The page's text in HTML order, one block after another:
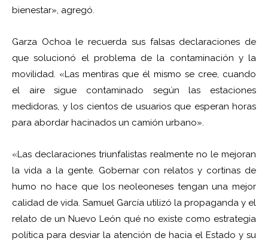
bienestar», agregó.
Garza Ochoa le recuerda sus falsas declaraciones de
que solucionó el problema de la contaminación y la
movilidad. «Las mentiras que él mismo se cree, cuando
el aire sigue contaminado según las estaciones
medidoras, y los cientos de usuarios que esperan horas
para abordar hacinados un camión urbano».
«Las declaraciones triunfalistas realmente no le mejoran
la vida a la gente. Gobernar con relatos y cortinas de
humo no hace que los neoleoneses tengan una mejor
calidad de vida. Samuel García utilizó la propaganda y el
relato de un Nuevo León qué no existe como estrategia
política para desviar la atención de hacia el Estado y su